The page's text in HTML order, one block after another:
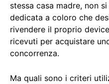
stessa casa madre, non
dedicata a coloro che
rivendere il proprio
ricevuti per acquistare
concorrenza.
Ma quali sono i criteri